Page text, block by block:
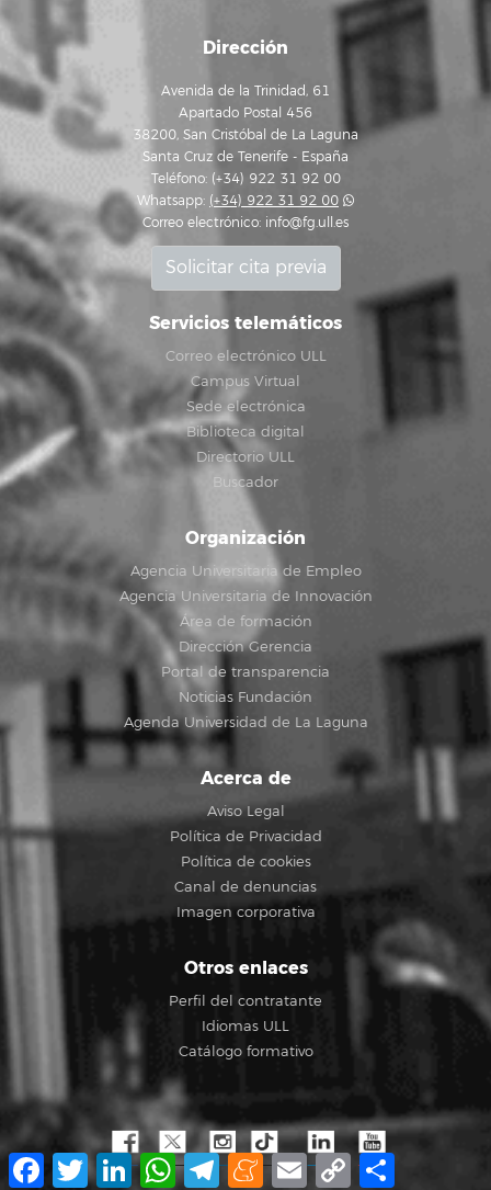
Dirección
Avenida de la Trinidad, 61
Apartado Postal 456
38200, San Cristóbal de La Laguna
Santa Cruz de Tenerife - España
Teléfono: (+34) 922 31 92 00
Whatsapp: (+34) 922 31 92 00
Correo electrónico: info@fg.ull.es
Solicitar cita previa
Servicios telemáticos
Correo electrónico ULL
Campus Virtual
Sede electrónica
Biblioteca digital
Directorio ULL
Buscador
Organización
Agencia Universitaria de Empleo
Agencia Universitaria de Innovación
Área de formación
Dirección Gerencia
Portal de transparencia
Noticias Fundación
Agenda Universidad de La Laguna
Acerca de
Aviso Legal
Política de Privacidad
Política de cookies
Canal de denuncias
Imagen corporativa
Otros enlaces
Perfil del contratante
Idiomas ULL
Catálogo formativo
Facebook
TwitterLinkedInWhatsApp
TelegramMeneame
Email Copy
Link